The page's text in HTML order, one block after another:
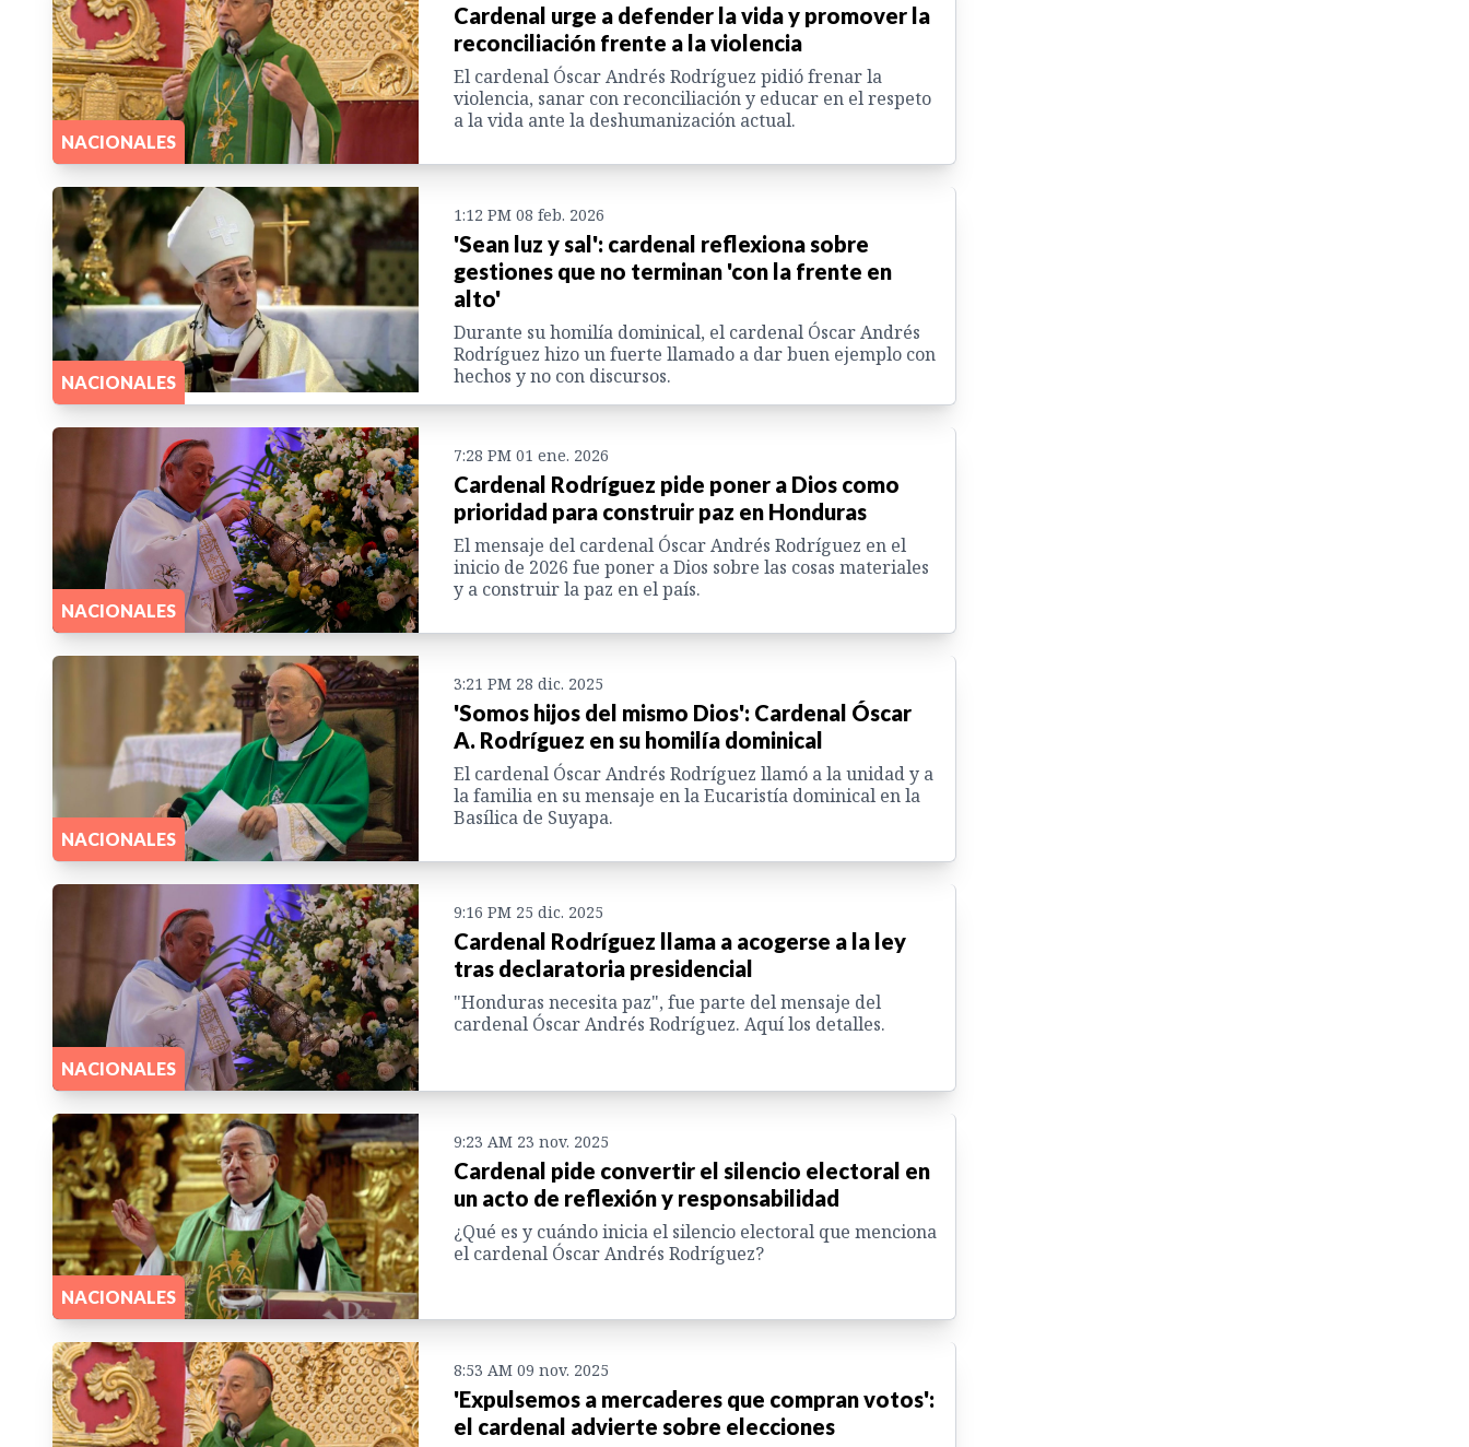
NACIONALES
Cardenal urge a defender la vida y promover la
reconciliación frente a la violencia
El cardenal Óscar Andrés Rodríguez pidió frenar la
violencia, sanar con reconciliación y educar en el respeto
a la vida ante la deshumanización actual.
NACIONALES
1:12 PM 08 feb. 2026
'Sean luz y sal': cardenal reflexiona sobre
gestiones que no terminan 'con la frente en
alto'
Durante su homilía dominical, el cardenal Óscar Andrés
Rodríguez hizo un fuerte llamado a dar buen ejemplo con
hechos y no con discursos.
NACIONALES
7:28 PM 01 ene. 2026
Cardenal Rodríguez pide poner a Dios como
prioridad para construir paz en Honduras
El mensaje del cardenal Óscar Andrés Rodríguez en el
inicio de 2026 fue poner a Dios sobre las cosas materiales
y a construir la paz en el país.
NACIONALES
3:21 PM 28 dic. 2025
'Somos hijos del mismo Dios': Cardenal Óscar
A. Rodríguez en su homilía dominical
El cardenal Óscar Andrés Rodríguez llamó a la unidad y a
la familia en su mensaje en la Eucaristía dominical en la
Basílica de Suyapa.
NACIONALES
9:16 PM 25 dic. 2025
Cardenal Rodríguez llama a acogerse a la ley
tras declaratoria presidencial
"Honduras necesita paz", fue parte del mensaje del
cardenal Óscar Andrés Rodríguez. Aquí los detalles.
NACIONALES
9:23 AM 23 nov. 2025
Cardenal pide convertir el silencio electoral en
un acto de reflexión y responsabilidad
¿Qué es y cuándo inicia el silencio electoral que menciona
el cardenal Óscar Andrés Rodríguez?
8:53 AM 09 nov. 2025
'Expulsemos a mercaderes que compran votos':
el cardenal advierte sobre elecciones